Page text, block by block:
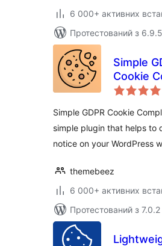
6 000+ активних
Протестований з 6.9.5
Simple
Cookie
Simple GDPR Cookie
simple plugin that helps to
notice on your WordPress
themebeez
6 000+ активних
Протестований з 7.0.2